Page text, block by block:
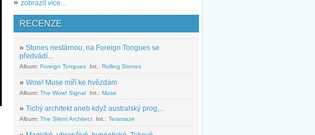
» zobrazit více...
RECENZE
» Stones nestárnou, na Foreign Tongues se
předvádí...
Album: Foreign Tongues Int.: Rolling Stones
» Wow! Muse míří ke hvězdám
Album: The Wow! Signal Int.: Muse
» Tichý architekt aneb když australský prog,...
Album: The Silent Architect Int.: Teramaze